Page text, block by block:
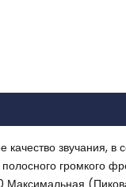
звучания, в
громкого